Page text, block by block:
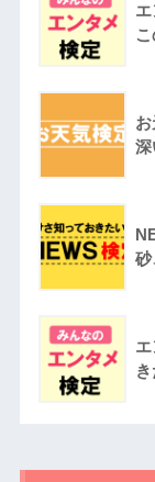
深
砂